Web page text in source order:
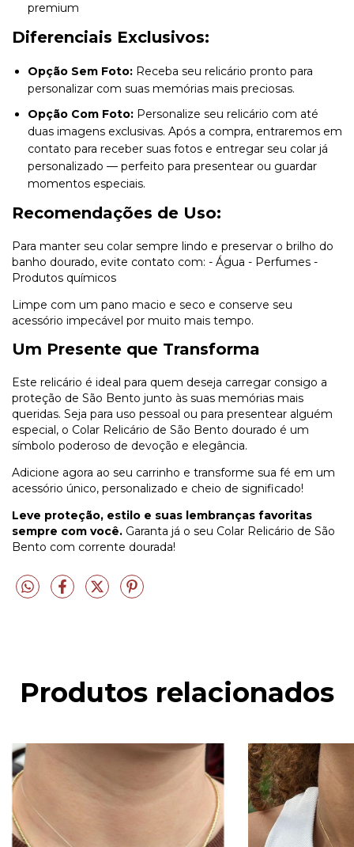
premium
Diferenciais Exclusivos:
Opção Sem Foto: Receba seu relicário pronto para
personalizar com suas memórias mais preciosas.
Opção Com Foto: Personalize seu relicário com até
duas imagens exclusivas. Após a compra, entraremos em
contato para receber suas fotos e entregar seu colar já
personalizado — perfeito para presentear ou guardar
momentos especiais.
Recomendações de Uso:
Para manter seu colar sempre lindo e preservar o brilho do
banho dourado, evite contato com: - Água - Perfumes -
Produtos químicos
Limpe com um pano macio e seco e conserve seu
acessório impecável por muito mais tempo.
Um Presente que Transforma
Este relicário é ideal para quem deseja carregar consigo a
proteção de São Bento junto às suas memórias mais
queridas. Seja para uso pessoal ou para presentear alguém
especial, o Colar Relicário de São Bento dourado é um
símbolo poderoso de devoção e elegância.
Adicione agora ao seu carrinho e transforme sua fé em um
acessório único, personalizado e cheio de significado!
Leve proteção, estilo e suas lembranças favoritas
sempre com você. Garanta já o seu Colar Relicário de São
Bento com corrente dourada!
Produtos relacionados